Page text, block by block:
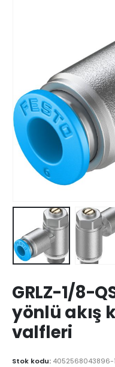
GRLZ-1/8-
yönlü akış
valfleri
Stok kodu: 4052568043896-